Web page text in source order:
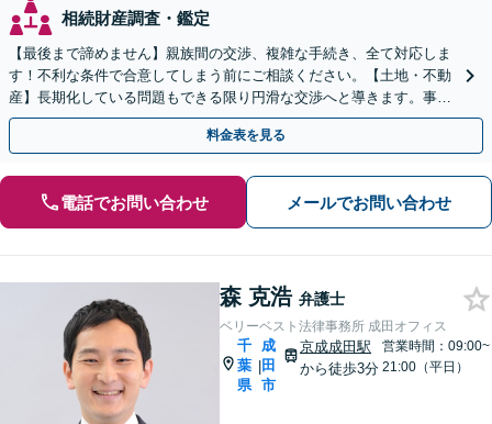
相続財産調査・鑑定
【最後まで諦めません】親族間の交渉、複雑な手続き、全て対応しま
す！不利な条件で合意してしまう前にご相談ください。【土地・不動
産】長期化している問題もできる限り円滑な交渉へと導きます。事業
承継／相続放棄も対応可能。【JR千葉駅近く】駐車場あり
料金表を見る
電話でお問い合わせ メールでお問い合わせ
森 克浩 弁護士
ベリーベスト法律事務所 成田オフィス
千
葉
県
|
成
田
市
京成成田駅
から徒歩3分
営業時間：09:00~
21:00（平日）